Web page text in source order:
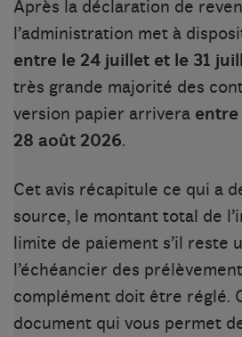
Après la déclaration de
l’administration met à
entre le 24 juillet et le 31
très grande majorité des
version papier arrivera
28 août 2026.
Cet avis récapitule ce qui a
source, le montant total de
limite de paiement s’il reste
l’échéancier des
complément doit être réglé.
document qui vous permet